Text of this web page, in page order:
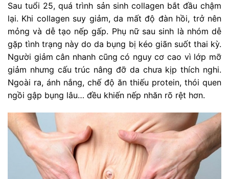
Sau tuổi 25, quá trình sản sinh collagen bắt đầu chậm
lại. Khi collagen suy giảm, da mất độ đàn hồi, trở nên
mỏng và dễ tạo nếp gấp. Phụ nữ sau sinh là nhóm dễ
gặp tình trạng này do da bụng bị kéo giãn suốt thai kỳ.
Người giảm cân nhanh cũng có nguy cơ cao vì lớp mỡ
giảm nhưng cấu trúc nâng đỡ da chưa kịp thích nghi.
Ngoài ra, ánh nắng, chế độ ăn thiếu protein, thói quen
ngồi gập bụng lâu… đều khiến nếp nhăn rõ rệt hơn.